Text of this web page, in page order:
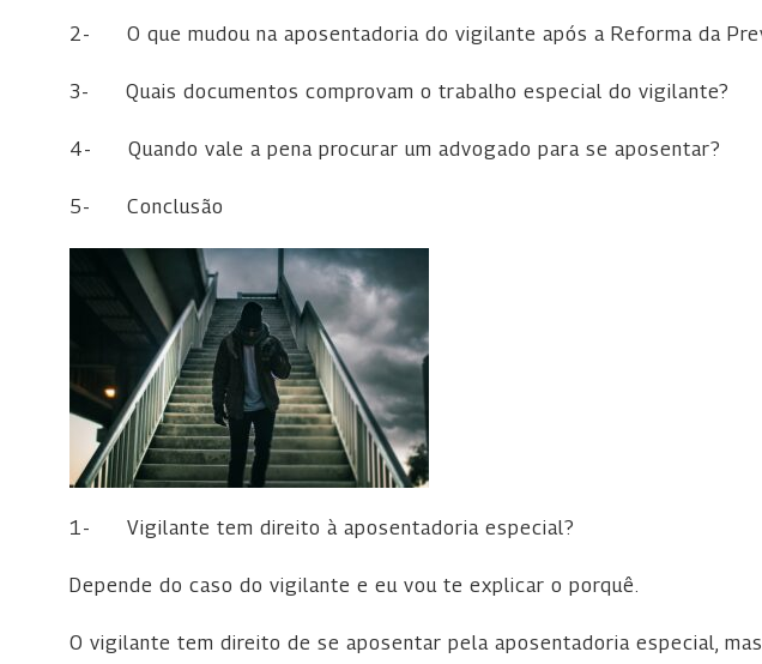
2- O que mudou na aposentadoria do vigilante após a Reforma da
3- Quais documentos comprovam o trabalho especial do vigilante?
4- Quando vale a pena procurar um advogado para se aposentar?
5- Conclusão
1- Vigilante tem direito à aposentadoria especial?
Depende do caso do vigilante e eu vou te explicar o porquê.
O vigilante tem direito de se aposentar pela aposentadoria especial,